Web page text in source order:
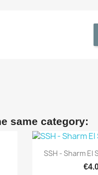
same category:

SSH - Sharm El